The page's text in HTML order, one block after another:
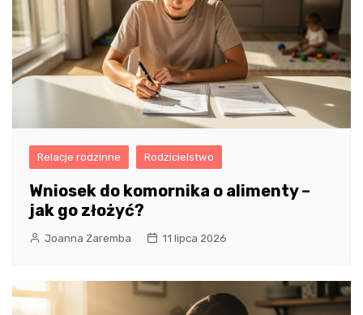
Relacje rodzinne Rodzicielstwo
Wniosek do komornika o alimenty –
jak go złożyć?
Joanna Zaremba 11 lipca 2026